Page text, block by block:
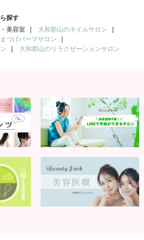
探す
美容室
大和郡山のネイルサロン
つげパーマサロン
大和郡山のリラクゼーションサロン